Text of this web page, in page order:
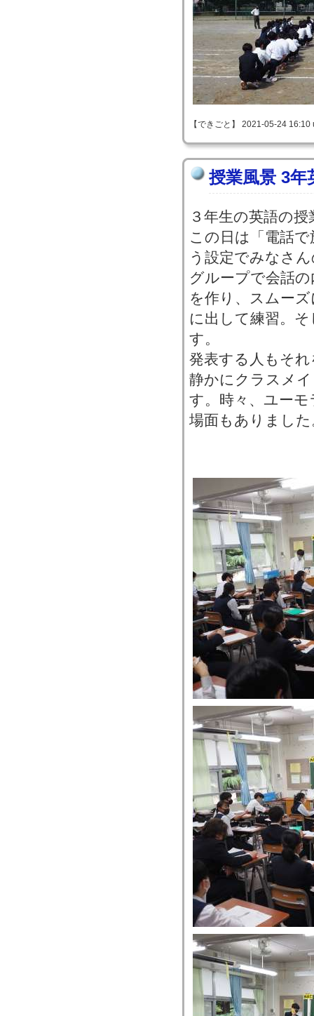
【できごと】 2021-05-24
授業風景 3年
３年生の英語の
この日は「電話
う設定でみなさ
グループで会話
を作り、スムー
に出して練習。
す。
発表する人もそ
静かにクラスメ
す。時々、ユー
場面もありました